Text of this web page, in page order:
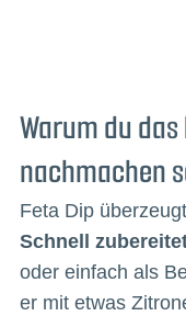
Warum du
nachmachen
Feta Dip
Schnell
oder einfach als
er mit etwas